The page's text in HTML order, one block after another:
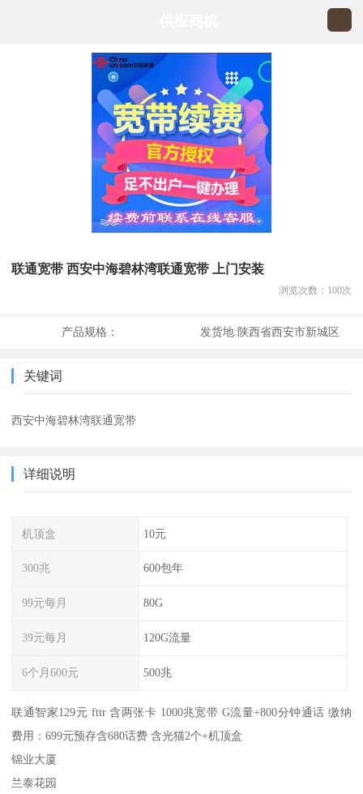
联通宽带 西安中海碧林湾联通宽带 上门安装
浏览次数： 100次
产品规格： 发货地:陕西省西安市新城区
关键词
西安中海碧林湾联通宽带
详细说明
机顶盒 10元
300兆 600包年
99元每月 80G
39元每月 120G流量
6个月600元 500兆
联通智家129元 fttr 含两张卡 1000兆宽带 G流量+800分钟通话 缴纳
费用：699元预存含680话费 含光猫2个+机顶盒
锦业大厦
兰泰花园